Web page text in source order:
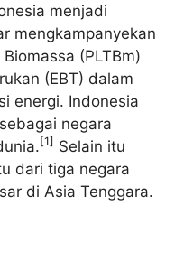
menjadi
mengkampanyekan
(PLTBm)
(EBT) dalam
energi. Indonesia
negara
[1] Selain itu
dari tiga negara
di Asia Tenggara.